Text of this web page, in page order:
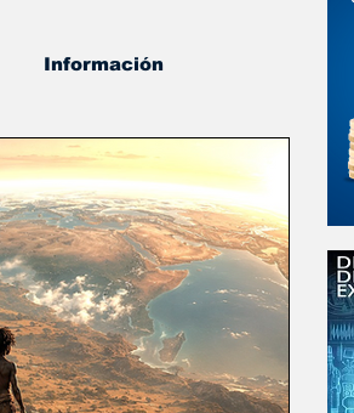
Información